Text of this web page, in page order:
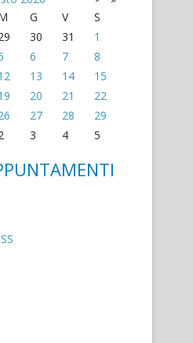
G V
S
30 31
1
6 7
8
13 14
15
20 21
22
27 28
29
3 4 5